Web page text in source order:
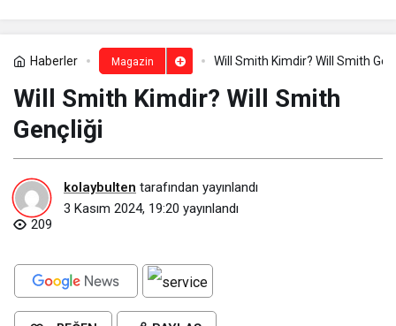
Haberler Magazin Will Smith Kimdir? Will Smith
Will Smith Kimdir? Will Smith
Gençliği
kolaybulten tarafından yayınlandı
3 Kasım 2024, 19:20 yayınlandı
209